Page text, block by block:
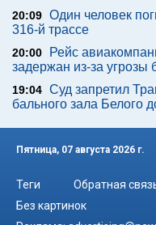
20:09 Один человек
316-й трассе
20:00
Рейс
задержан из-за угрозы
19:04 Суд запретил
бального зала Белого
Пятница, 07 августа 2026 г.
Теги Обратная
Без картинок